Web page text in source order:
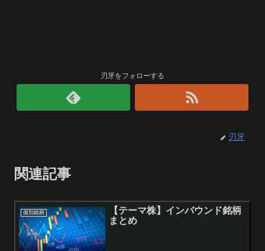
刃牙をフォローする
刃牙
関連記事
個別銘柄
【テーマ株】インバウンド銘柄
まとめ